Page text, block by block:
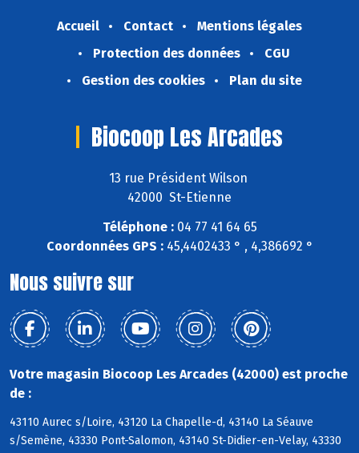
Accueil Contact
Mentions légales
Protection des données
CGU
Gestion des cookies
Plan du site
Biocoop Les Arcades
13 rue Président Wilson
42000 St-Etienne
Téléphone :04 77 41 64 65
Coordonnées GPS :45,4402433 ° , 4,386692 °
Nous suivre sur
Votre magasin Biocoop Les Arcades (42000) est proche
de :
43110 Aurec s/Loire, 43120 La Chapelle-d, 43140 La Séauve
s/Semène, 43330 Pont-Salomon, 43140 St-Didier-en-Velay, 43330